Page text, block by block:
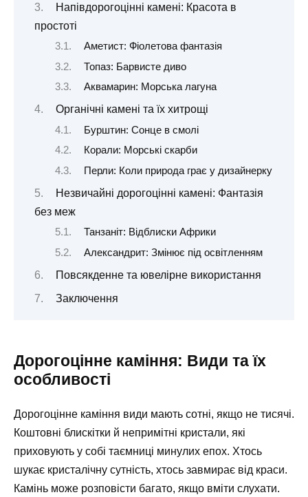
Напівдорогоцінні камені: Красота в
простоті
Аметист: Фіолетова фантазія
Топаз: Барвисте диво
Аквамарин: Морська лагуна
Органічні камені та їх хитрощі
Бурштин: Сонце в смолі
Корали: Морські скарби
Перли: Коли природа грає у дизайнерку
Незвичайні дорогоцінні камені: Фантазія
без меж
Танзаніт: Відблиски Африки
Александрит: Змінює під освітленням
Повсякденне та ювелірне використання
Заключення
Дорогоцінне каміння: Види та їх
особливості
Дорогоцінне каміння види мають сотні, якщо не тисячі.
Коштовні блискітки й непримітні кристали, які
приховують у собі таємниці минулих епох. Хтось
шукає кристалічну сутність, хтось завмирає від краси.
Камінь може розповісти багато, якщо вміти слухати.